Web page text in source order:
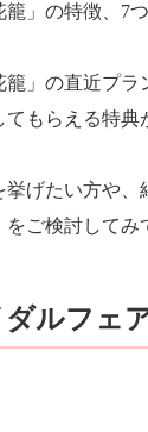
」の特徴、7
籠」の直近プ
もらえる特典
挙げたい方や
ご検討してみ
ルフェ